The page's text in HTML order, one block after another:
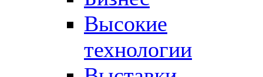
Высокие
технологии